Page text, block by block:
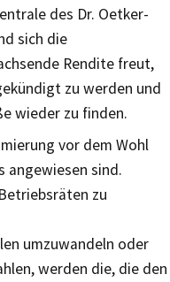
des Dr. Oetker-
sich die
Rendite freut,
zu werden und
wieder zu finden.
vor dem Wohl
angewiesen sind.
zu
umzuwandeln oder
werden die, die den